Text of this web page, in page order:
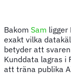
Bakom Sam ligger
exakt vilka
betyder att
Kunddata lagras i
att träna publika